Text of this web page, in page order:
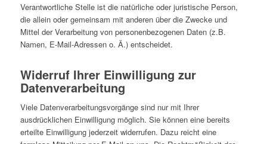
Verantwortliche Stelle ist die natürliche oder juristische Person,
die allein oder gemeinsam mit anderen über die Zwecke und
Mittel der Verarbeitung von personenbezogenen Daten (z.B.
Namen, E-Mail-Adressen o. Ä.) entscheidet.
Widerruf Ihrer Einwilligung zur
Datenverarbeitung
Viele Datenverarbeitungsvorgänge sind nur mit Ihrer
ausdrücklichen Einwilligung möglich. Sie können eine bereits
erteilte Einwilligung jederzeit widerrufen. Dazu reicht eine